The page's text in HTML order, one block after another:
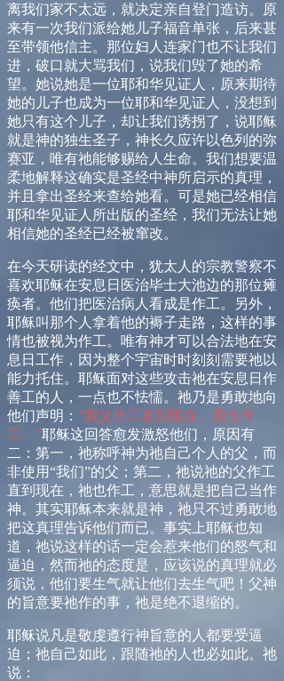
离我们家不太远，就决定亲自登门造访。原
来有一次我们派给她儿子福音单张，后来甚
至带领他信主。那位妇人连家门也不让我们
进，破口就大骂我们，说我们毁了她的希
望。她说她是一位耶和华见证人，原来期待
她的儿子也成为一位耶和华见证人，没想到
她只有这个儿子，却让我们诱拐了，说耶稣
就是神的独生圣子，神长久应许以色列的弥
赛亚，唯有祂能够赐给人生命。我们想要温
柔地解释这确实是圣经中神所启示的真理，
并且拿出圣经来查给她看。可是她已经相信
耶和华见证人所出版的圣经，我们无法让她
相信她的圣经已经被窜改。
在今天研读的经文中，犹太人的宗教警察不
喜欢耶稣在安息日医治毕士大池边的那位瘫
痪者。他们把医治病人看成是作工。另外，
耶稣叫那个人拿着他的褥子走路，这样的事
情也被视为作工。唯有神才可以合法地在安
息日工作，因为整个宇宙时时刻刻需要祂以
能力托住。耶稣面对这些攻击祂在安息日作
善工的人，一点也不怯懦。祂乃是勇敢地向
他们声明： “我父作工直到现在，我也作
工。 ”耶稣这回答愈发激怒他们，原因有
二：第一，祂称呼神为祂自己个人的父，而
非使用“我们”的父；第二，祂说祂的父作工
直到现在，祂也作工，意思就是把自己当作
神。其实耶稣本来就是神，祂只不过勇敢地
把这真理告诉他们而已。事实上耶稣也知
道，祂说这样的话一定会惹来他们的怒气和
逼迫，然而祂的态度是，应该说的真理就必
须说，他们要生气就让他们去生气吧！父神
的旨意要祂作的事，祂是绝不退缩的。
耶稣说凡是敬虔遵行神旨意的人都要受逼
迫；祂自己如此，跟随祂的人也必如此。祂
说：